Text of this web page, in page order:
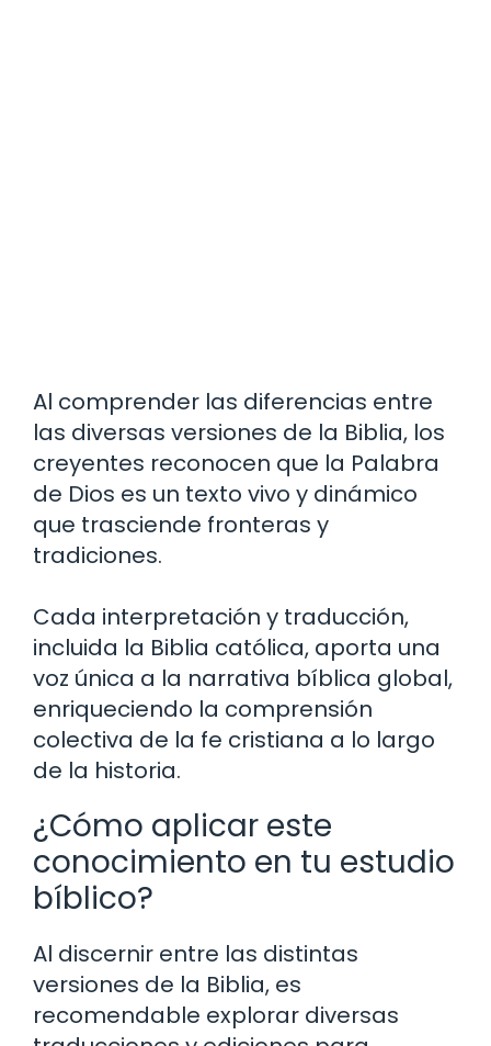
Al comprender las diferencias entre
las diversas versiones de la Biblia, los
creyentes reconocen que la Palabra
de Dios es un texto vivo y dinámico
que trasciende fronteras y
tradiciones.
Cada interpretación y traducción,
incluida la Biblia católica, aporta una
voz única a la narrativa bíblica global,
enriqueciendo la comprensión
colectiva de la fe cristiana a lo largo
de la historia.
¿Cómo aplicar este
conocimiento en tu estudio
bíblico?
Al discernir entre las distintas
versiones de la Biblia, es
recomendable explorar diversas